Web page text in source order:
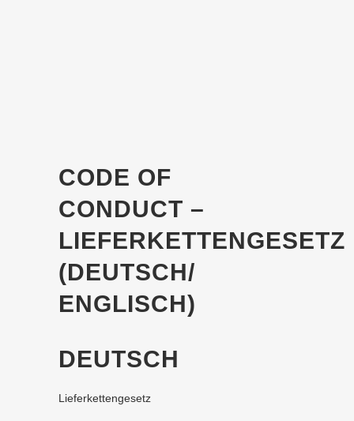
CODE OF
CONDUCT –
LIEFERKETTENGESETZ
(DEUTSCH/
ENGLISCH)
DEUTSCH
Lieferkettengesetz